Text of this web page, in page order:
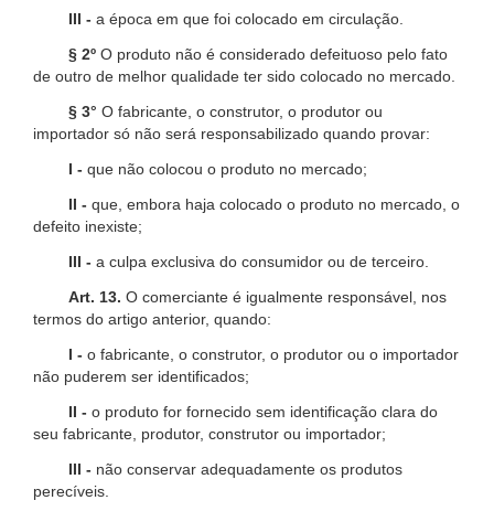
III - a época em que foi colocado em circulação.
§ 2º O produto não é considerado defeituoso pelo fato
de outro de melhor qualidade ter sido colocado no mercado.
§ 3° O fabricante, o construtor, o produtor ou
importador só não será responsabilizado quando provar:
I - que não colocou o produto no mercado;
II - que, embora haja colocado o produto no mercado, o
defeito inexiste;
III - a culpa exclusiva do consumidor ou de terceiro.
Art. 13. O comerciante é igualmente responsável, nos
termos do artigo anterior, quando:
I - o fabricante, o construtor, o produtor ou o importador
não puderem ser identificados;
II - o produto for fornecido sem identificação clara do
seu fabricante, produtor, construtor ou importador;
III - não conservar adequadamente os produtos
perecíveis.